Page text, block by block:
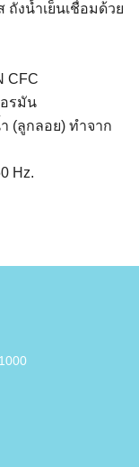
ถังน้ำเย็นเชื่อมด้วย
CFC
อรมัน
(ลูกลอย) ทำจาก
Hz.